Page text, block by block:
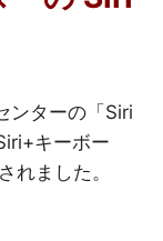
ンターの「Siri
キーボー
れました。